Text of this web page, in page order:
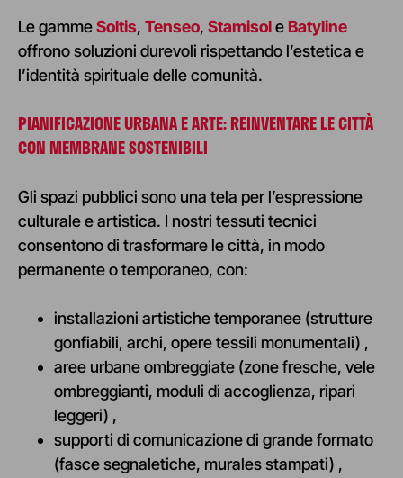
Le gammeSoltis, Tenseo, Stamisole Batyline
offrono soluzioni durevoli rispettando l’estetica e
l’identità spirituale delle comunità.
PIANIFICAZIONE URBANA E ARTE: REINVENTARE LE CITTÀ
CON MEMBRANE SOSTENIBILI
Gli spazi pubblici sono una tela per l’espressione
culturale e artistica. I nostri tessuti tecnici
consentono di trasformare le città, in modo
permanente o temporaneo, con:
installazioni artistiche temporanee (strutture
gonfiabili, archi, opere tessili monumentali) ,
aree urbane ombreggiate (zone fresche, vele
ombreggianti, moduli di accoglienza, ripari
leggeri) ,
supporti di comunicazione di grande formato
(fasce segnaletiche, murales stampati) ,